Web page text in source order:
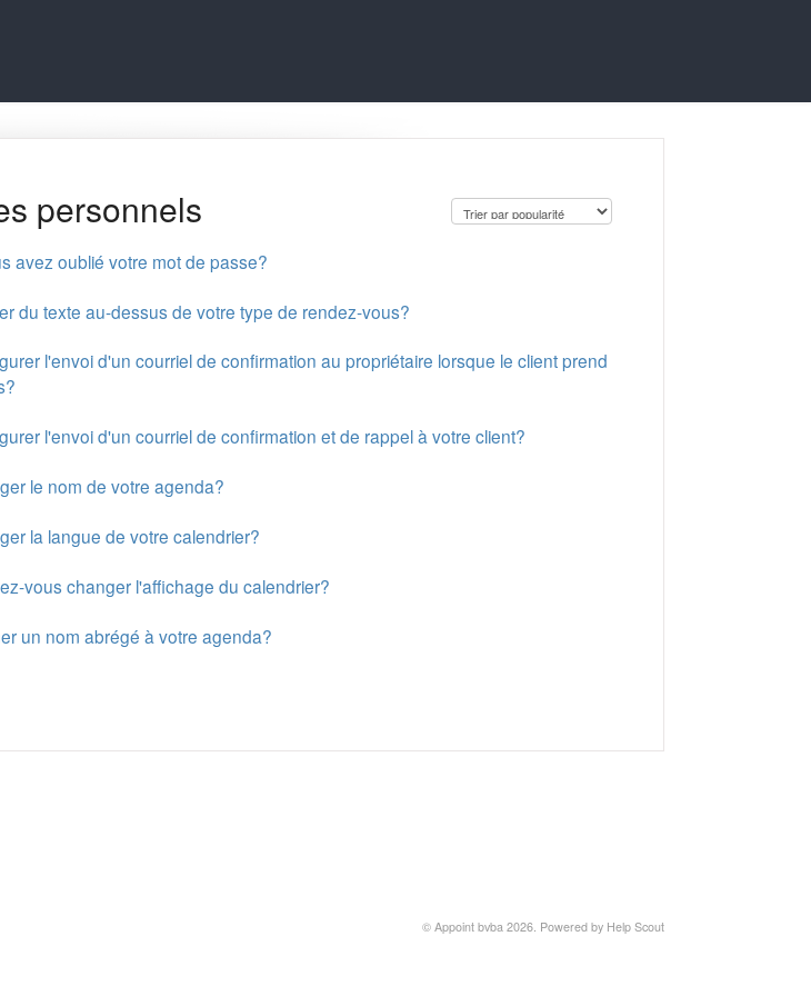
personnels
avez oublié votre mot de passe?
du texte au-dessus de votre type de rendez-vous?
l'envoi d'un courriel de confirmation au propriétaire lorsque le client prend
l'envoi d'un courriel de confirmation et de rappel à votre client?
le nom de votre agenda?
la langue de votre calendrier?
vous changer l'affichage du calendrier?
un nom abrégé à votre agenda?
© Appoint bvba 2026. Powered by Help Scout